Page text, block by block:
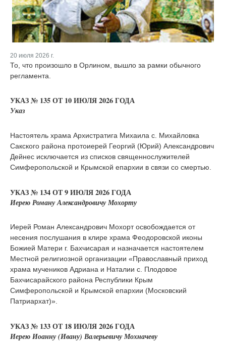
20 июля 2026 г.
То, что произошло в Орлином, вышло за рамки обычного
регламента.
УКАЗ № 135 ОТ 10 ИЮЛЯ 2026 ГОДА
Указ
Настоятель храма Архистратига Михаила с. Михайловка
Сакского района протоиерей Георгий (Юрий) Александрович
Дейнес исключается из списков священнослужителей
Симферопольской и Крымской епархии в связи со смертью.
УКАЗ № 134 ОТ 9 ИЮЛЯ 2026 ГОДА
Иерею Роману Александровичу Мохорту
Иерей Роман Александрович Мохорт освобождается от
несения послушания в клире храма Феодоровской иконы
Божией Матери г. Бахчисарая и назначается настоятелем
Местной религиозной организации «Православный приход
храма мучеников Адриана и Наталии с. Плодовое
Бахчисарайского района Республики Крым
Симферопольской и Крымской епархии (Московский
Патриархат)».
УКАЗ № 133 ОТ 18 ИЮЛЯ 2026 ГОДА
Иерею Иоанну (Ивану) Валерьевичу Мохначеву